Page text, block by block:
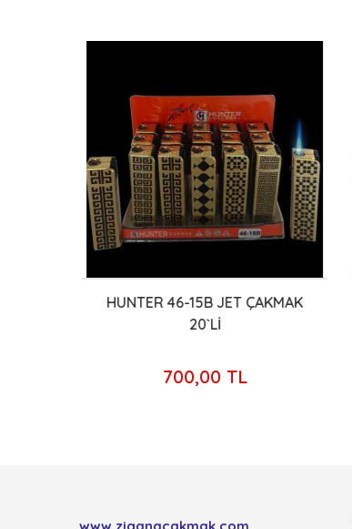
HUNTER 46-15B JET ÇAKMAK
20`Lİ
700,00 TL